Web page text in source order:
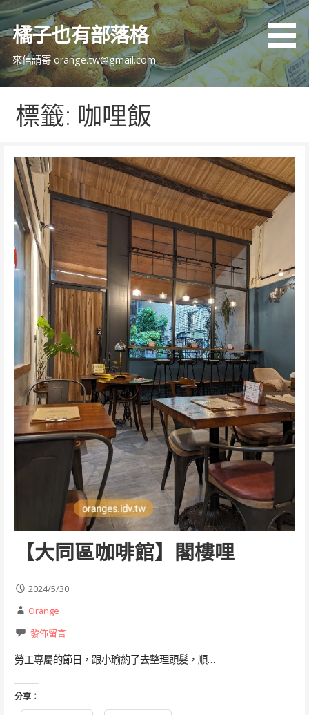
跳
主
內
橘子也有部落格
來信請寄 orange.tw@gmail.com
標籤: 咖哩飯
【大同區咖啡館】閣樓哩
2024/5/30
Orange
發佈留言
勞工專屬的節日，跟小瑜約了去整理頭髮，順…
分享：